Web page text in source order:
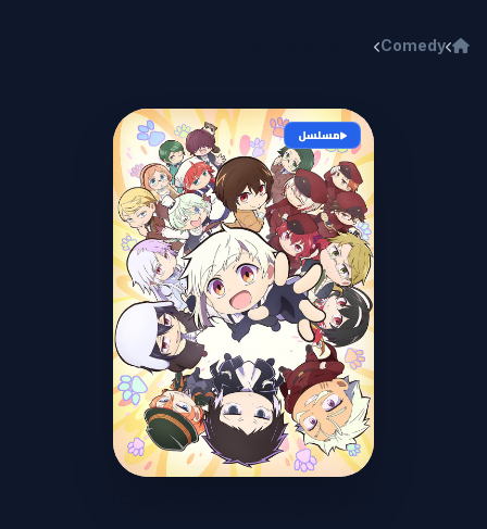
Comedy
مسلسل
Bungou Stray Dogs Wan! 2